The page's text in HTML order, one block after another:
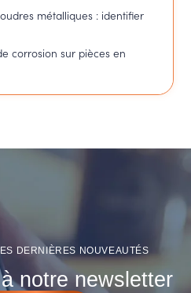
métalliques : identifier
corrosion sur pièces en
DERNIÈRES NOUVEAUTÉS
notre newsletter